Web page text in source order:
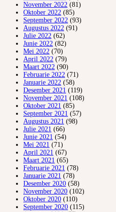
November 2022 (81)
Oktober 2022 (85)
September 2022 (93)
Augustus 2022 (91)
Julie 2022 (62)
Junie 2022 (82)
Mei 2022 (70)
April 2022 (79)
Maart 2022 (90)
Februarie 2022 (71)
Januarie 2022 (58)
Desember 2021 (119)
November 2021 (108)
Oktober 2021 (85)
September 2021 (57)
Augustus 2021 (98)
Julie 2021 (66)
Junie 2021 (54)
Mei 2021 (71)
April 2021 (67)
Maart 2021 (65)
Februarie 2021 (78)
Januarie 2021 (78)
Desember 2020 (58)
November 2020 (102)
Oktober 2020 (110)
September 2020 (115)